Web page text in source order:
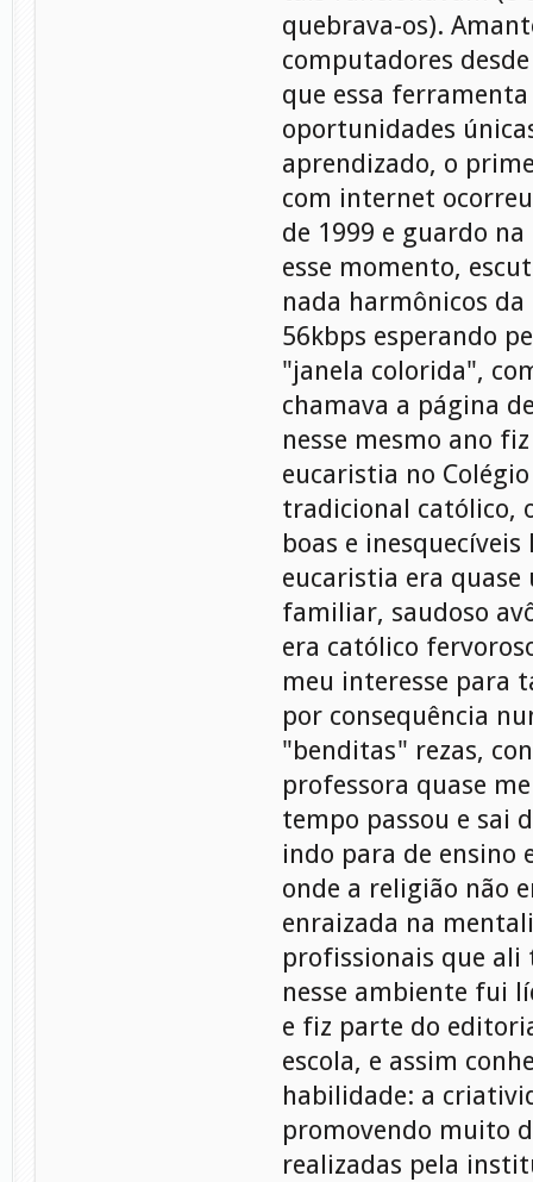
quebrava-os).
computadores
que essa
oportunidades
aprendizado, o
com internet
de 1999 e guardo
esse momento,
nada harmônicos da
56kbps esperando
"janela colorida",
chamava a página
nesse mesmo ano
eucaristia no
tradicional católico,
boas e
eucaristia era quase
familiar, saudoso
era católico
meu interesse para
por consequência
"benditas" rezas,
professora quase
tempo passou e sai
indo para de ensino
onde a religião não
enraizada na
profissionais que ali
nesse ambiente fui
e fiz parte do
escola, e assim
habilidade: a
promovendo muito
realizadas pela